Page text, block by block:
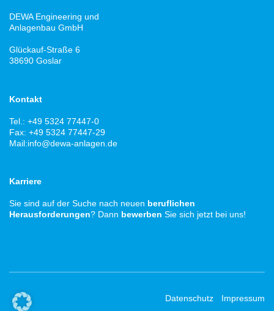
DEWA Engineering und
Anlagenbau GmbH
Glückauf-Straße 6
38690 Goslar
Kontakt
Tel.: +49 5324 77447-0
Fax: +49 5324 77447-29
Mail:info@dewa-anlagen.de
Karriere
Sie sind auf der Suche nach neuen beruflichen
Herausforderungen? Dann bewerben Sie sich jetzt bei uns!
Datenschutz Impressum